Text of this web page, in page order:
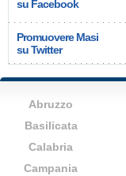
su Facebook
Promuovere Masi
su Twitter
Abruzzo
Basilicata
Calabria
Campania